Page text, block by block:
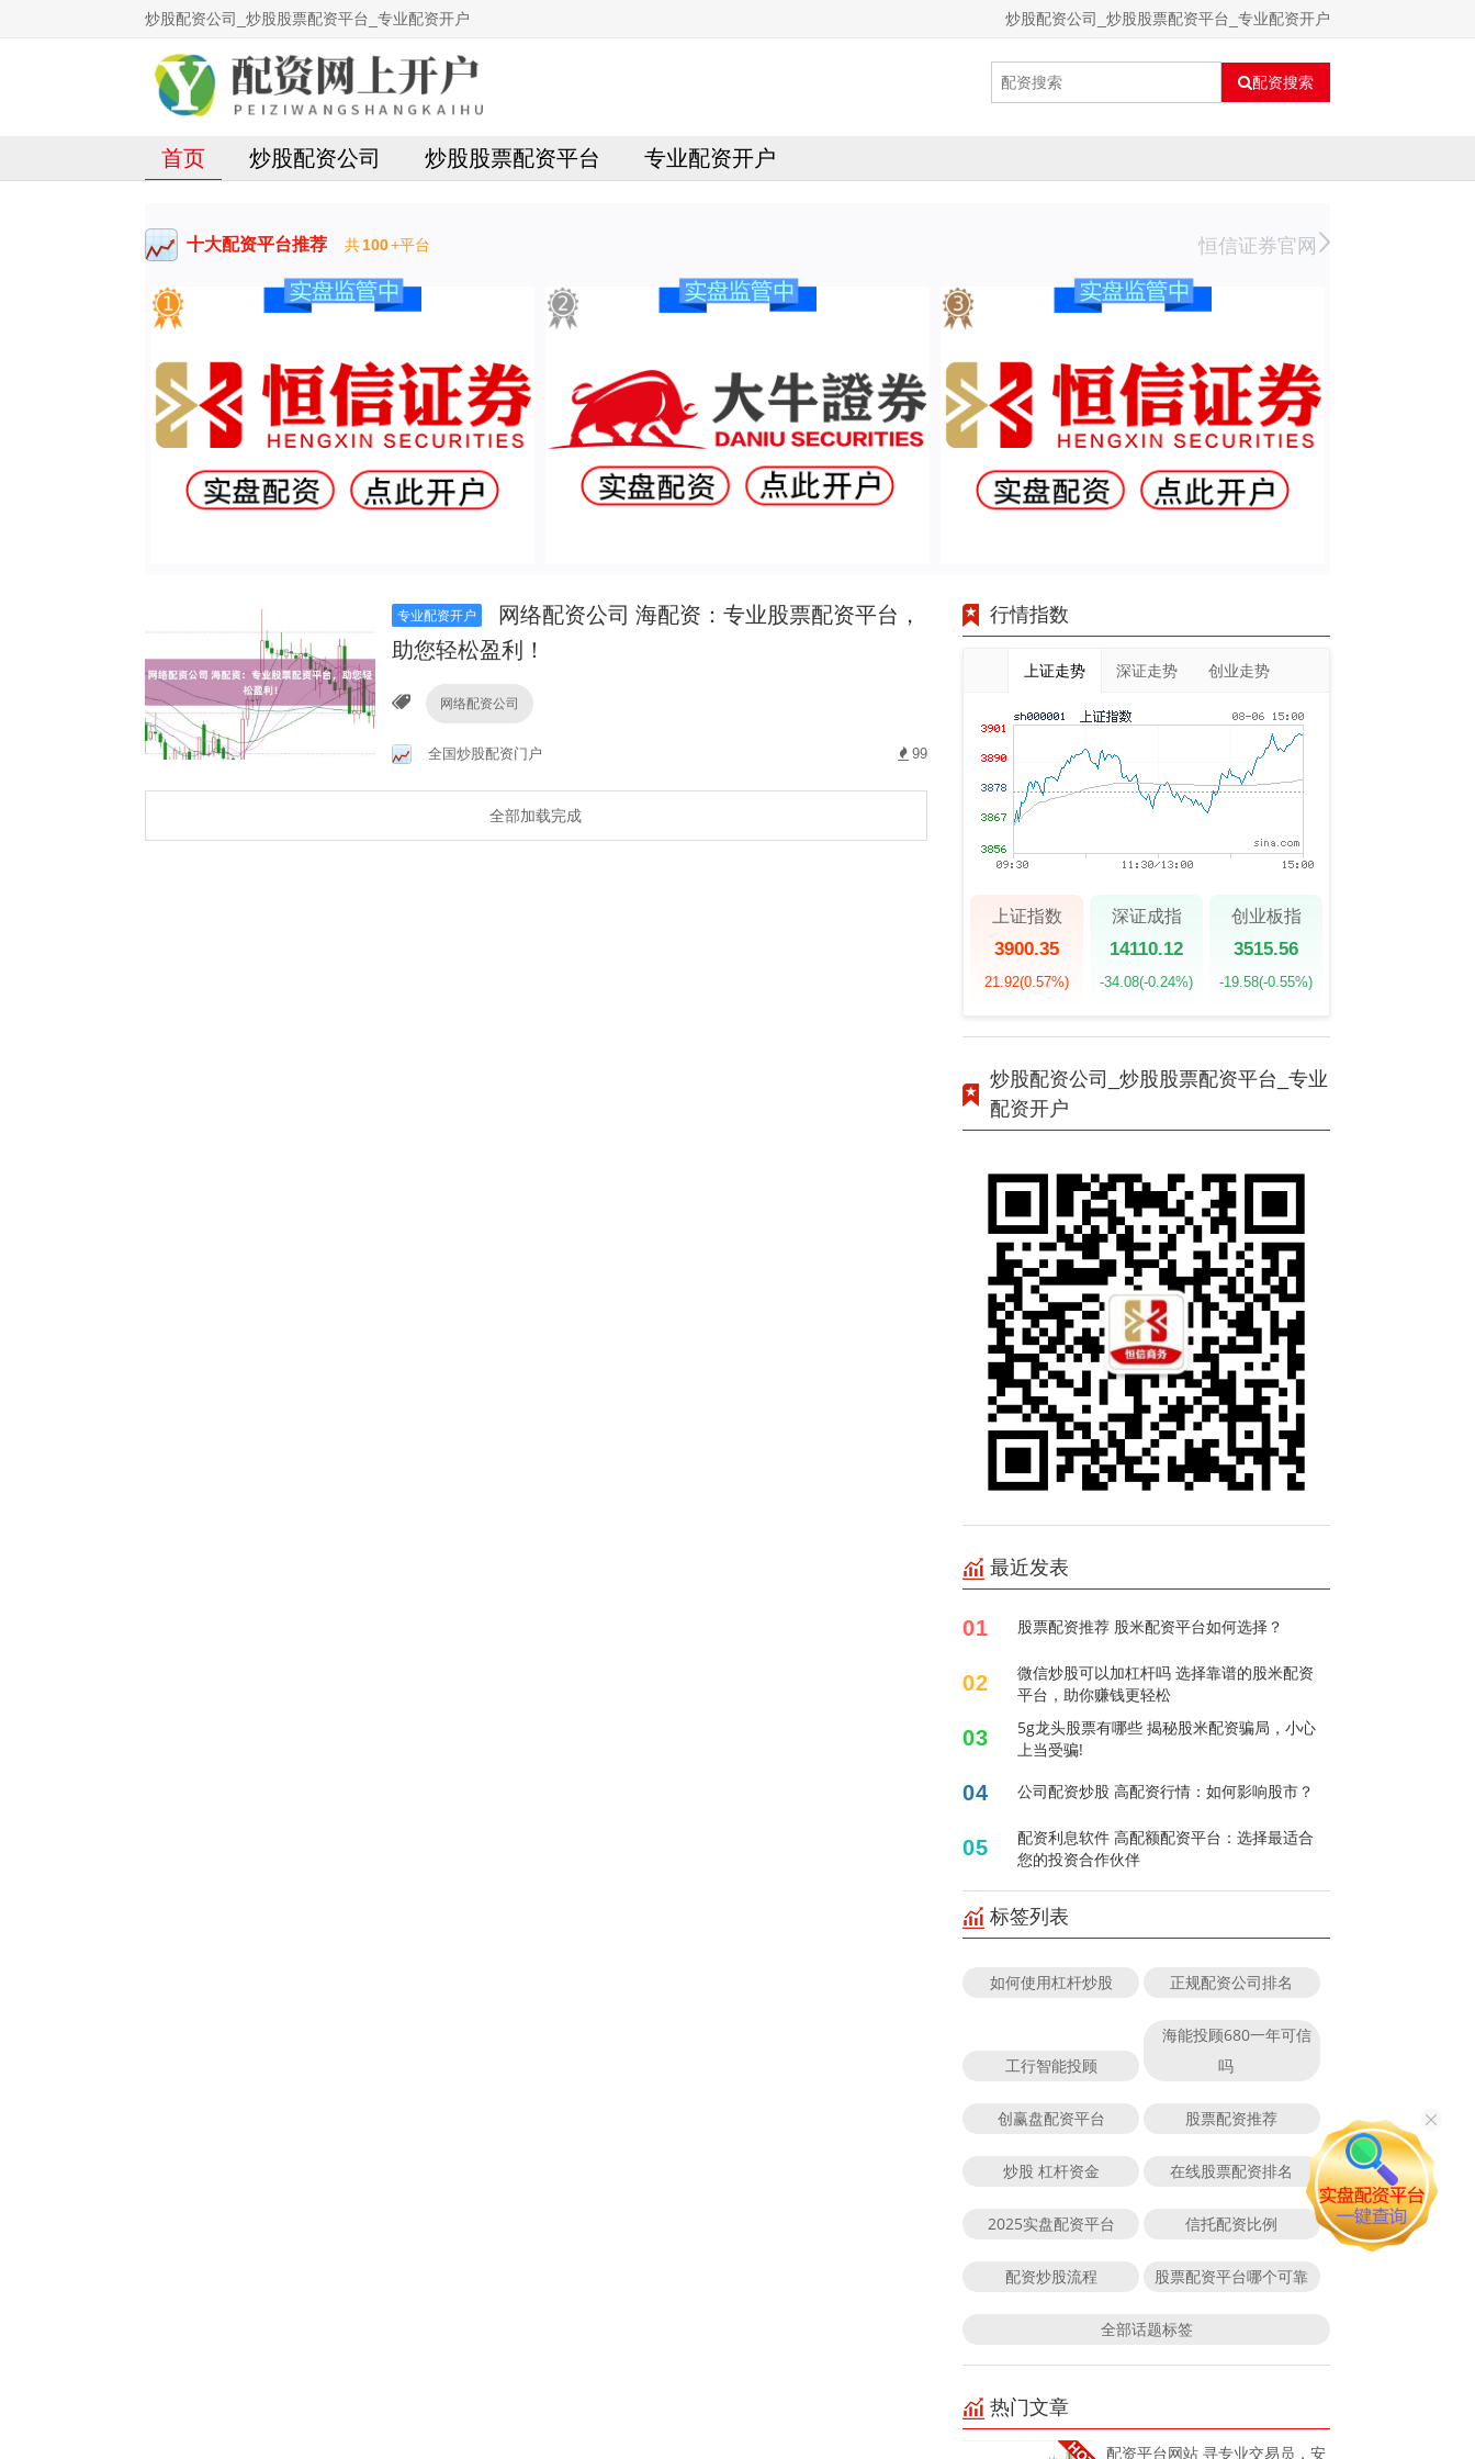
炒股配资公司_炒股股票配资平台_专业配资开户 炒股配资公司_炒股股票配资平台_专业配资开户
配资搜索
首页 炒股配资公司 炒股股票配资平台 专业配资开户
十大配资平台推荐 共100+平台 恒信证券官网
专业配资开户
网络配资公司 海配资：专业股票配资平台，
助您轻松盈利！
网络配资公司
全国炒股配资门户 99
全部加载完成
行情指数
上证走势 深证走势 创业走势
上证指数
3900.35
21.92(0.57%)
深证成指
14110.12
-34.08(-0.24%)
创业板指
3515.56
-19.58(-0.55%)
炒股配资公司_炒股股票配资平台_专业
配资开户
最近发表
01 股票配资推荐 股米配资平台如何选择？
02
微信炒股可以加杠杆吗 选择靠谱的股米配资
平台，助你赚钱更轻松
03
5g龙头股票有哪些 揭秘股米配资骗局，小心
上当受骗!
04 公司配资炒股 高配资行情：如何影响股市？
05
配资利息软件 高配额配资平台：选择最适合
您的投资合作伙伴
标签列表
如何使用杠杆炒股 正规配资公司排名
工行智能投顾
海能投顾680一年可信
吗
创赢盘配资平台 股票配资推荐
炒股 杠杆资金 在线股票配资排名
2025实盘配资平台 信托配资比例
配资炒股流程 股票配资平台哪个可靠
全部话题标签
热门文章
配资平台网站 寻专业交易员，安